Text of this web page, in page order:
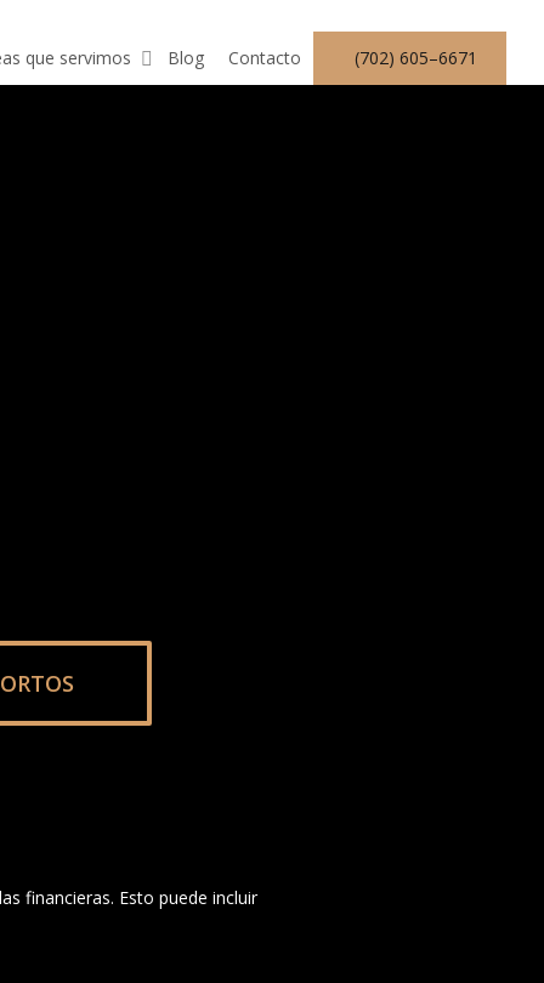
que servimos Blog Contacto (702) 605–6671
financieras. Esto puede incluir